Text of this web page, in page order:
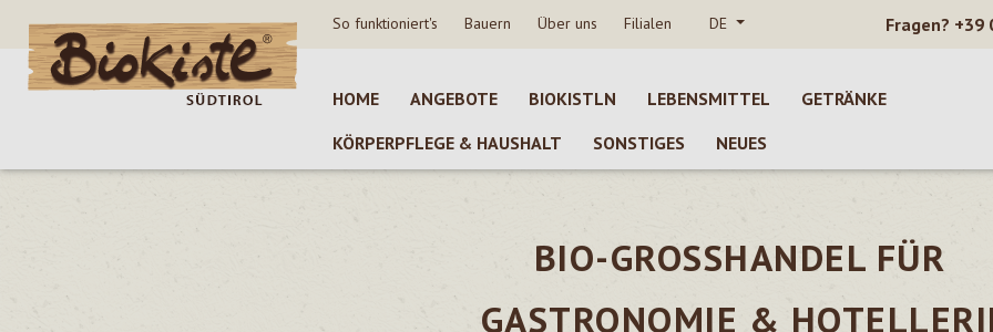
Hauptinhalt springen
Zur Suche springen
Zur Hauptnavigation springen So funktioniert's Bauern Über uns Filialen DE Fragen? +39
HOME ANGEBOTE BIOKISTLN LEBENSMITTEL
GETRÄNKE
KÖRPERPFLEGE & HAUSHALT
SONSTIGES NEUES
BIO-GROSSHANDEL FÜR
GASTRONOMIE &